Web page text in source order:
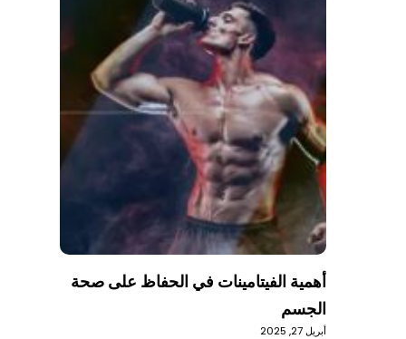
أهمية الفيتامينات في الحفاظ على صحة
الجسم
أبريل 27, 2025